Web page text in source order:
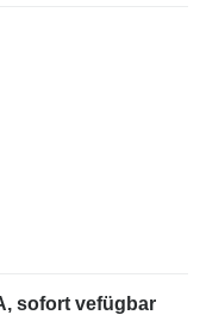
sofort vefügbar